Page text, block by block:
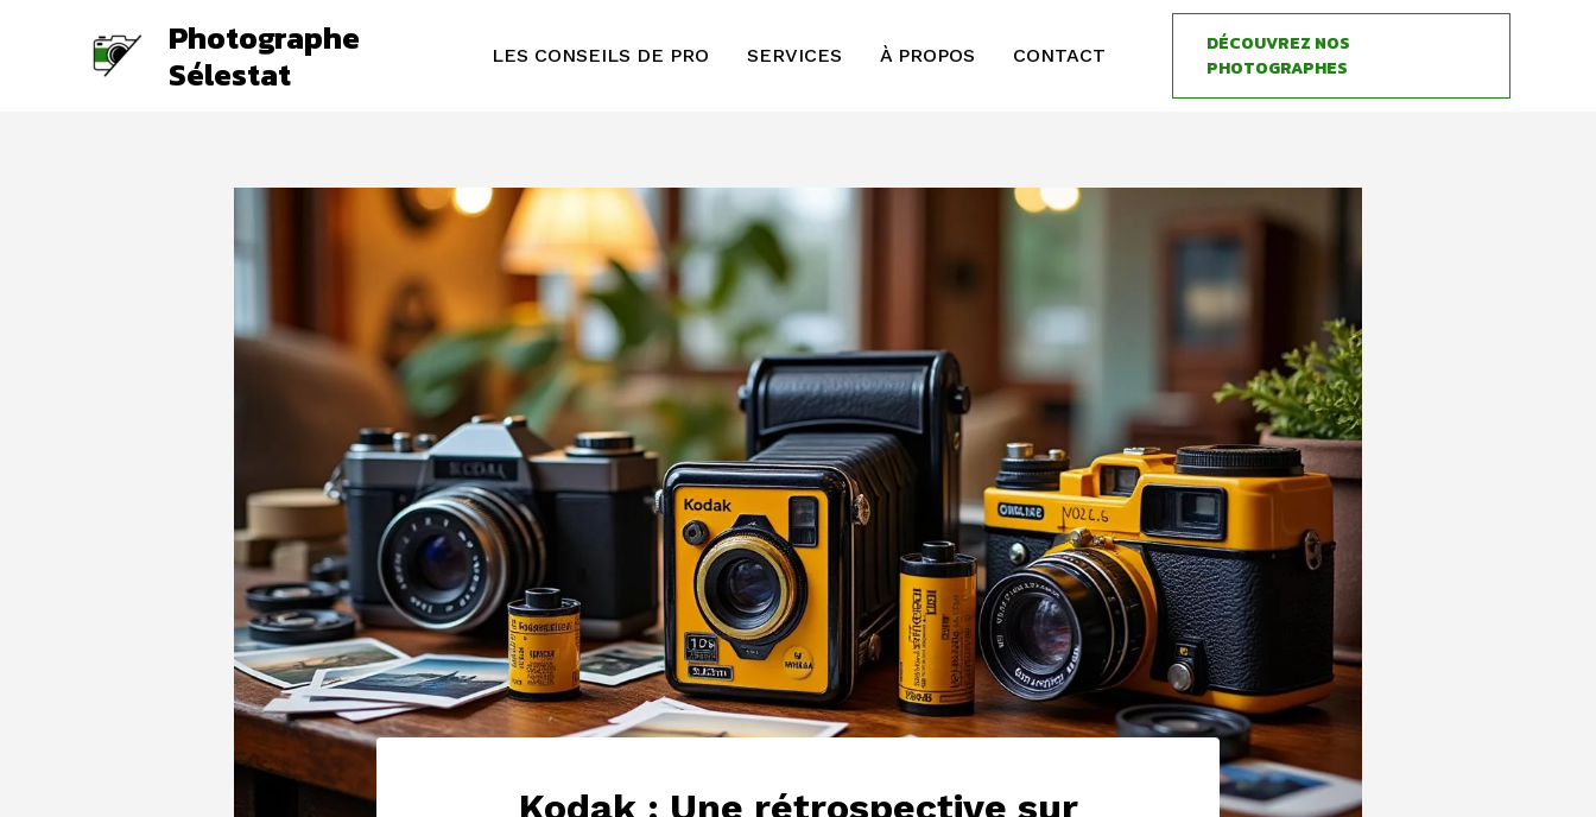
Photographe
Sélestat LES CONSEILS DE PRO SERVICES À PROPOS CONTACT
DÉCOUVREZ NOS
PHOTOGRAPHES
Kodak : Une rétrospective sur